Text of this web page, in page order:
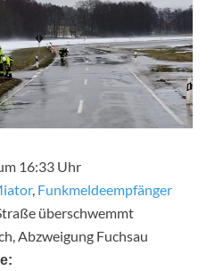
16:33 Uhr
, Funkmeldeempfänger
überschwemmt
Abzweigung Fuchsau